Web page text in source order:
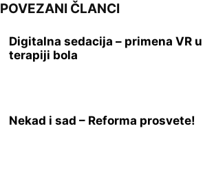
POVEZANI ČLANCI
Digitalna sedacija – primena VR u
terapiji bola
Nekad i sad – Reforma prosvete!